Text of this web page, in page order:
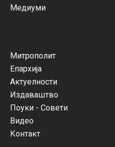
Медиуми
Митрополит
Епархија
Актуелности
Издаваштво
Поуки - Совети
Видео
Контакт